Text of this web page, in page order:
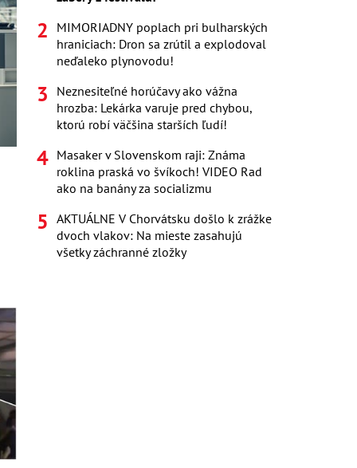
MIMORIADNY poplach pri bulharských
hraniciach: Dron sa zrútil a explodoval
neďaleko plynovodu!
Neznesiteľné horúčavy ako vážna
hrozba: Lekárka varuje pred chybou,
ktorú robí väčšina starších ľudí!
Masaker v Slovenskom raji: Známa
roklina praská vo švíkoch! VIDEO Rad
ako na banány za socializmu
AKTUÁLNE V Chorvátsku došlo k zrážke
dvoch vlakov: Na mieste zasahujú
všetky záchranné zložky